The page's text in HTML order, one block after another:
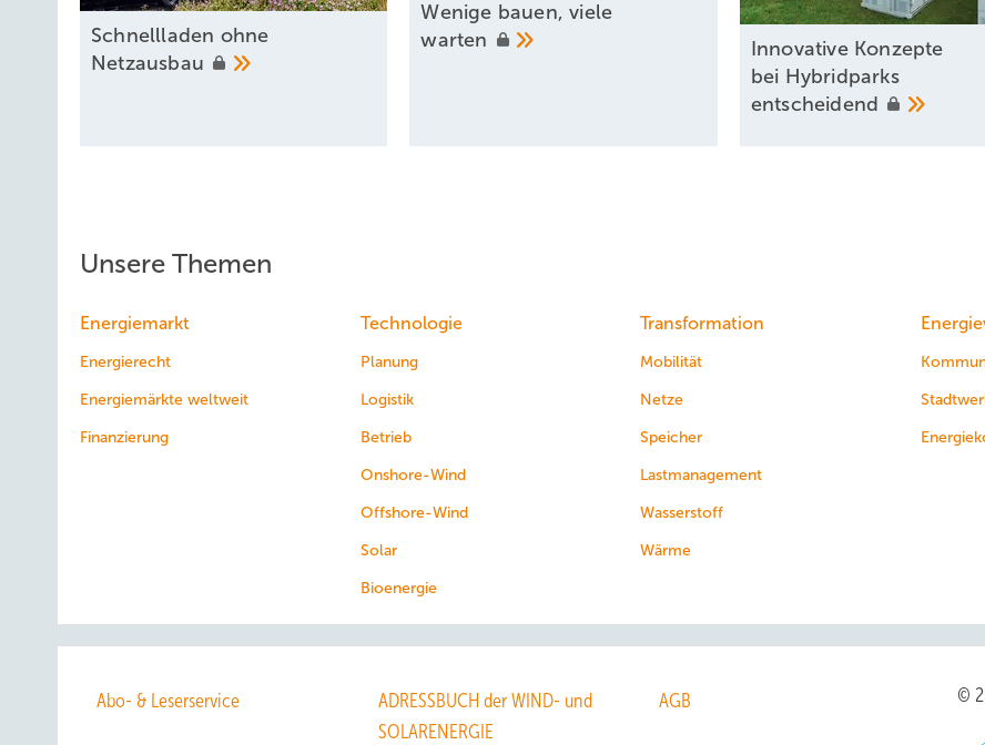
S chnellladen ohne
Netzausbau
Wenige bauen, viele
warten
Innovative Konzepte
bei Hybridparks
entscheidend
Unsere Themen
Energiemarkt
Energierecht
Energiemärkte weltweit
Finanzierung
Technologie
Planung
Logistik
Betrieb
Onshore-Wind
Offshore-Wind
Solar
Bioenergie
Transformation
Mobilität
Netze
Speicher
Lastmanagement
Wasserstoff
Wärme
Abo- & Leserservice
ADRESSBUCH der WIND- und
SOLARENERGIE
AGB ©